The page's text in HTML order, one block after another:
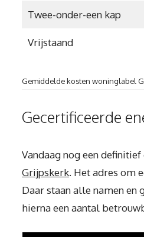
Twee-onder-een kap
Vrijstaand
Gemiddelde kosten woninglabel
Gecertificeerde
Vandaag nog een
Grijpskerk. Het adres om
Daar staan alle namen en
hierna een aantal